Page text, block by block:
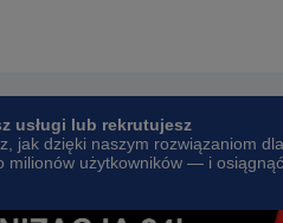
usługi lub rekrutujesz
jak dzięki naszym rozwiązaniom dla
milionów użytkowników — i osiągnąć